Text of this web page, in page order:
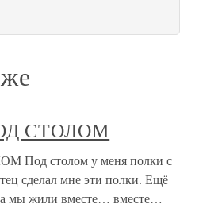
СТОЛОМ
столом у меня полки с
сделал мне эти полки. Ещё
мы жили вместе… вместе…